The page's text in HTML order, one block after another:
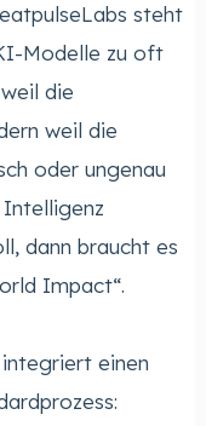
steht
Modelle zu oft
die
weil die
oder ungenau
dann braucht es
Impact“.
einen